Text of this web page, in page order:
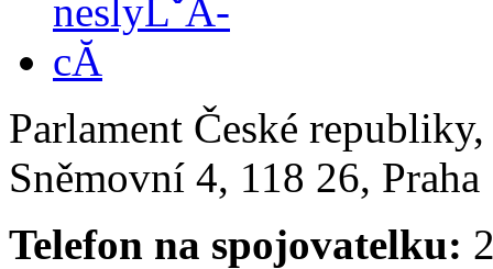
Parlament České
Sněmovní 4, 118 26,
Telefon na spojovatelku: